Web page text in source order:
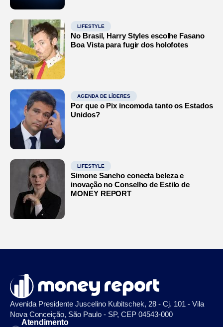
LIFESTYLE
No Brasil, Harry Styles escolhe Fasano
Boa Vista para fugir dos holofotes
AGENDA DE LÍDERES
Por que o Pix incomoda tanto os Estados
Unidos?
LIFESTYLE
Simone Sancho conecta beleza e
inovação no Conselho de Estilo de
MONEY REPORT
Avenida Presidente Juscelino Kubitschek, 28 - Cj. 101 - Vila
Nova Conceição, São Paulo - SP, CEP 04543-000
Atendimento